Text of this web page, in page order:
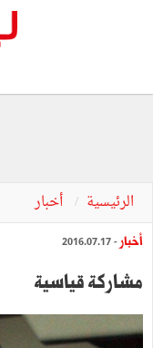
الرئيسية أخبار
أخبار - 2016.07.17
مشاركة قياسية